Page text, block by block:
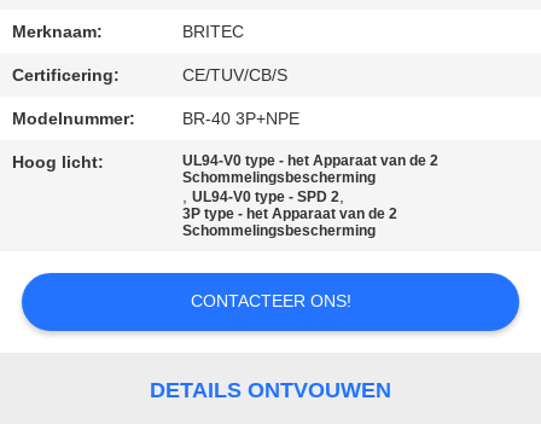
GEVALLEN
VR
SITEMAP
Merknaam: BRITEC
Certificering: CE/TUV/CB/S
Modelnummer: BR-40 3P+NPE
Hoog licht:
UL94-V0 type - het Apparaat van de 2
Schommelingsbescherming
,UL94-V0 type - SPD 2,
3P type - het Apparaat van de 2
Schommelingsbescherming
CONTACTEER ONS!
DETAILS ONTVOUWEN